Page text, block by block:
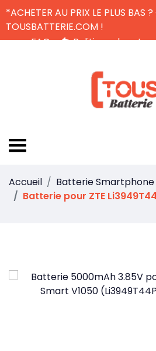
*ACHETER AU PRIX LE PLUS BAS ?
TOUSBATTERIE.COM !
FAQ
Politique de
Accueil Batterie
Batterie pour ZTE